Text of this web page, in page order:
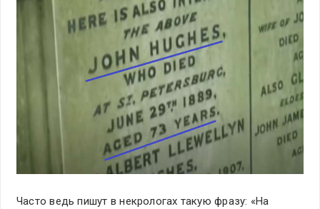
Часто ведь пишут в некрологах такую фразу: «На